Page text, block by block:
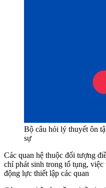
Bộ câu hỏi lý thuyết ôn
sự
Các quan hệ thuộc đối tượng
chỉ phát sinh trong tố tụng,
động lực thiết lập các quan